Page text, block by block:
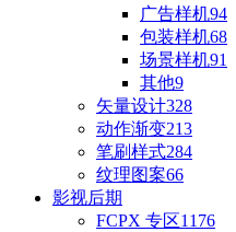
广告样机94
包装样机68
场景样机91
其他9
矢量设计328
动作渐变213
笔刷样式284
纹理图案66
影视后期
FCPX 专区1176